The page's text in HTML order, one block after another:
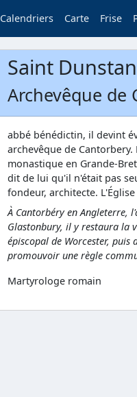
Calendriers Carte Frise
Saint Dunstan
Archevêque de
abbé bénédictin, il devint
archevêque de
monastique en Grande-
dit de lui qu'il n'était pas
fondeur, architecte.
À Cantorbéry en Angleterre,
Glastonbury, il y restaura la
épiscopal de Worcester,
promouvoir une règle
Martyrologe romain